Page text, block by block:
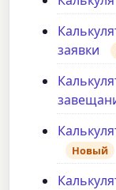
заявки
Новый